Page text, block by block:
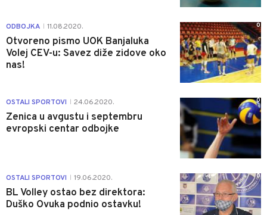
ODBOJKA 11.08.2020.
Otvoreno pismo UOK Banjaluka
Volej CEV-u: Savez diže zidove oko
nas!
0
OSTALI SPORTOVI 24.06.2020.
Zenica u avgustu i septembru
evropski centar odbojke
0
OSTALI SPORTOVI 19.06.2020.
BL Volley ostao bez direktora:
Duško Ovuka podnio ostavku!
0